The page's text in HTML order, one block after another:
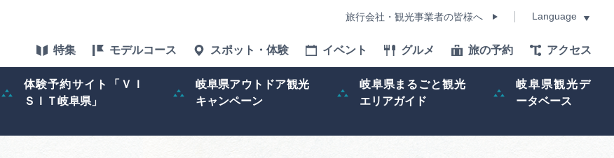
旅行会社・観光事業者の皆様へ Language
特集 モデルコース スポット・体験 イベント グルメ 旅の予約 アクセス
体験予約サイト「ＶＩ
ＳＩＴ岐阜県」
岐阜県アウトドア観光
キャンペーン
岐阜県まるごと観光
エリアガイド
岐阜県観光デ
ータベース